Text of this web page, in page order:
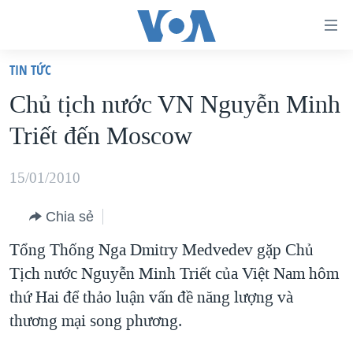
truy
cập
Tới
dung
chính
điều
hướng
chính
Đi
VIỆT NAM
HOA KỲ
BIỂN ĐÔNG
BLOG
DIỄN ĐÀN
MỤC
TỰ DO BÁO CHÍ
CHUYÊN ĐỀ
TIN TỨC
Chủ tịch nước VN Nguyễn Minh
Triết đến Moscow
15/01/2010
Chia sẻ
Tổng Thống Nga Dmitry Medvedev gặp Chủ
Tịch nước Nguyễn Minh Triết của Việt Nam hôm
thứ Hai để thảo luận vấn đề năng lượng và
thương mại song phương.